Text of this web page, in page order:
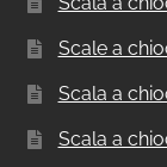
Scale a
Scala a
Scala a